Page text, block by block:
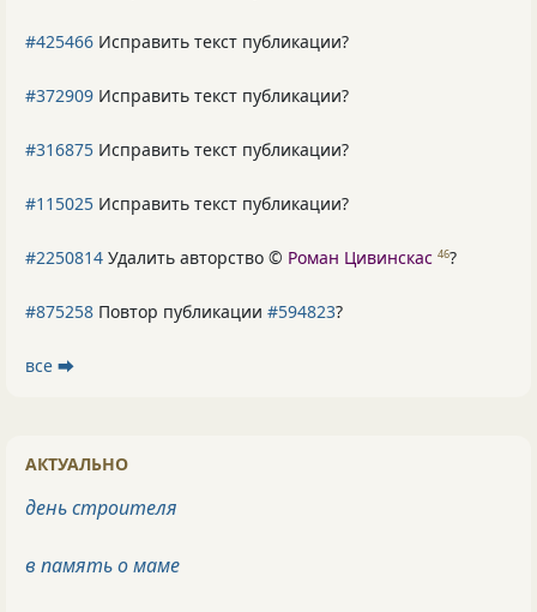
#425466 Исправить текст публикации?
#372909 Исправить текст публикации?
#316875 Исправить текст публикации?
#115025 Исправить текст публикации?
#2250814 Удалить авторство © Роман Цивинскас 46?
#875258 Повтор публикации #594823?
все ⮕
АКТУАЛЬНО
день строителя
в память о маме